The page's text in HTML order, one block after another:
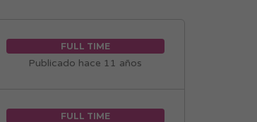
FULL TIME
Publicado hace 11 años
FULL TIME